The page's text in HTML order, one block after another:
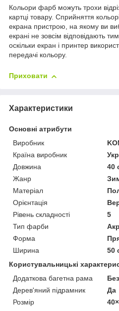
Кольори фарб можуть трохи
картці товару. Сприйняття
екрана пристрою, на якому ви
екрані не зовсім відповідають
оскільки екран і принтер
передачі кольору.
Приховати
Характеристики
Основні атрибути
Виробник
Країна виробник
Довжина
40
Жанр
Матеріал
Орієнтація
Рівень складності
5
Тип фарби
Форма
Ширина
50
Користувальницькі
Додаткова багетна рама
Дерев'яний підрамник
Да
Розмір